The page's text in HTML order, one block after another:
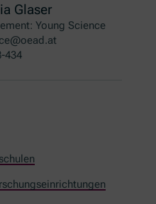
Glaser
Young Science
434